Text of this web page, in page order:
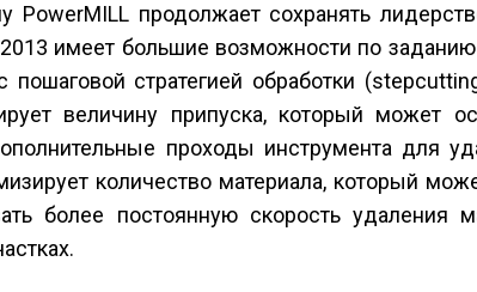
PowerMILL продолжает сохранять
имеет большие возможности по
пошаговой стратегией обработки
величину припуска, который может
проходы инструмента для
количество материала, который
более постоянную скорость удаления